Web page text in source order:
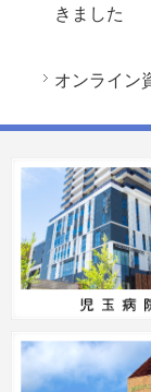
きました
オンライン